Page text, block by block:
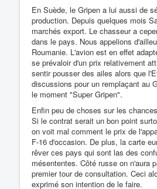
En Suède, le Gripen a lui aussi de
production. Depuis quelques mois
marchés export. Le chasseur a
dans le pays. Nous appelions
Roumanie. L'avion est en effet
se prévaloir d'un prix relativement
sentir pousser des ailes alors que
discussions pour un remplaçant au
le moment "Super Gripen".
Enfin peu de choses sur les
Si le contrat serait un bon point
on voit mal comment le prix de
F-16 d'occasion. De plus, la carte
rêver ces pays qui sont las des
mésententes. Côté russe on n'aura
premier tour de consultation. Ceci
exprimé son intention de le faire.